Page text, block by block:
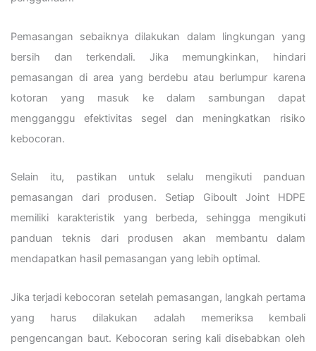
Pemasangan sebaiknya dilakukan dalam lingkungan yang
bersih dan terkendali. Jika memungkinkan, hindari
pemasangan di area yang berdebu atau berlumpur karena
kotoran yang masuk ke dalam sambungan dapat
mengganggu efektivitas segel dan meningkatkan risiko
kebocoran.
Selain itu, pastikan untuk selalu mengikuti panduan
pemasangan dari produsen. Setiap Giboult Joint HDPE
memiliki karakteristik yang berbeda, sehingga mengikuti
panduan teknis dari produsen akan membantu dalam
mendapatkan hasil pemasangan yang lebih optimal.
Jika terjadi kebocoran setelah pemasangan, langkah pertama
yang harus dilakukan adalah memeriksa kembali
pengencangan baut. Kebocoran sering kali disebabkan oleh